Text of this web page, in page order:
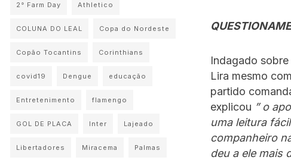
Indagado
Lira mesmo
partido
explicou ” o
uma leitura
companheiro
deu a ele mais
2° Farm Day Athletico
COLUNA DO LEAL Copa do Nordeste
Copão Tocantins Corinthians
covid19 Dengue educação
Entretenimento flamengo
GOL DE PLACA Inter Lajeado
Libertadores Miracema Palmas